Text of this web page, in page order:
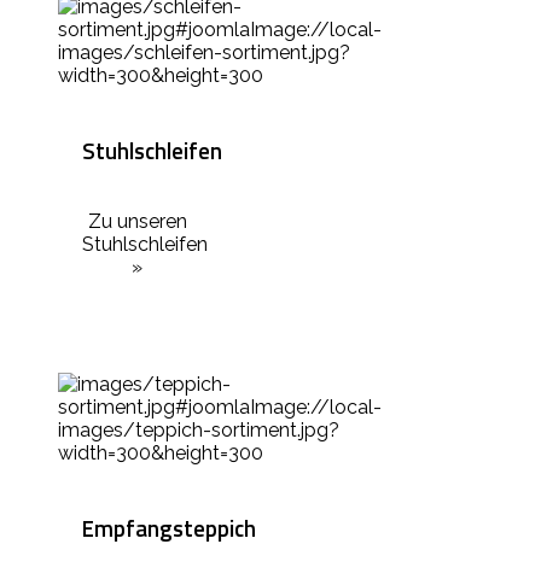
Stuhlschleifen
Zu unseren
Stuhlschleifen
»
Empfangsteppich